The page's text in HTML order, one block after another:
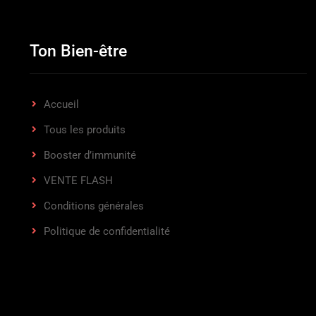
Ton Bien-être
Accueil
Tous les produits
Booster d’immunité
VENTE FLASH
Conditions générales
Politique de confidentialité